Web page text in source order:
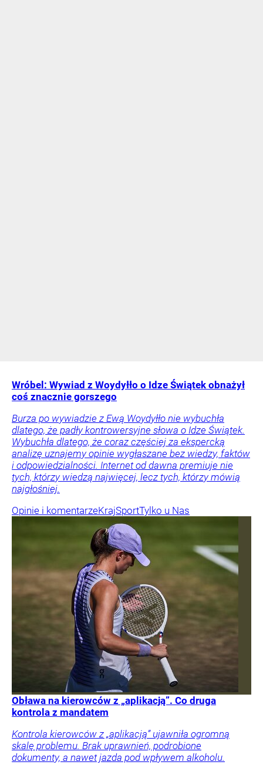
Wróbel: Wywiad z Woydyłło o Idze Świątek obnażył
coś znacznie gorszego
Burza po wywiadzie z Ewą Woydyłło nie wybuchła
dlatego, że padły kontrowersyjne słowa o Idze Świątek.
Wybuchła dlatego, że coraz częściej za ekspercką
analizę uznajemy opinie wygłaszane bez wiedzy, faktów
i odpowiedzialności. Internet od dawna premiuje nie
tych, którzy wiedzą najwięcej, lecz tych, którzy mówią
najgłośniej.
Opinie i komentarzeKrajSportTylko u Nas
Obława na kierowców z „aplikacją”. Co druga
kontrola z mandatem
Kontrola kierowców z „aplikacją” ujawniła ogromną
skalę problemu. Brak uprawnień, podrobione
dokumenty, a nawet jazda pod wpływem alkoholu.